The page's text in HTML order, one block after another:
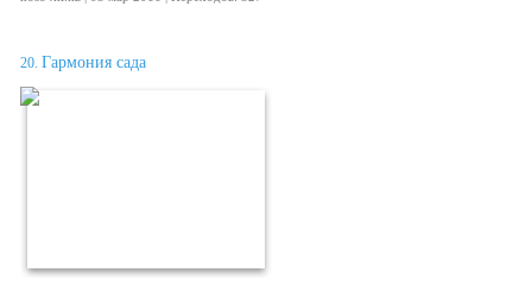
20. Гармония сада